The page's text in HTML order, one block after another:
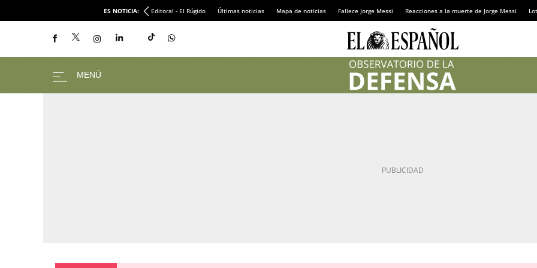
ES NOTICIA: Editoral - El Rúgido Últimas noticias Mapa de noticias Fallece Jorge Messi Reacciones a la muerte de Jorge Messi